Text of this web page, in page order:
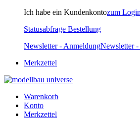
Ich habe ein Kundenkontozum Login
Statusabfrage Bestellung
Newsletter - AnmeldungNewsletter
Merkzettel
Warenkorb
Konto
Merkzettel